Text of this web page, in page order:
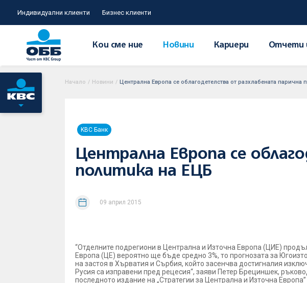
Индивидуални клиенти Бизнес клиенти
Кои сме ние Новини Кариери Отчети
Начало / Новини / Централна Европа се облагодетелства от разхлабената парична
KBC Банк
Централна Европа се
политика на ЕЦБ
09 април 2015
“Отделните подрегиони в Централна и Източна Европа (ЦИЕ)
Европа (ЦЕ) вероятно ще бъде средно 3%, то прогнозата за
на застоя в Хърватия и Сърбия, който засенчва достигналия
Русия са изправени пред рецесия“, заяви Петер Брециншек,
последното издание на „Стратегии за Централна и Източна